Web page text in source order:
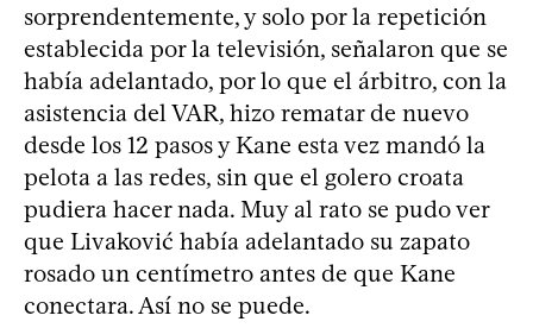
sorprendentemente, y solo por la repetición
establecida por la televisión, señalaron que se
había adelantado, por lo que el árbitro, con la
asistencia del VAR, hizo rematar de nuevo
desde los 12 pasos y Kane esta vez mandó la
pelota a las redes, sin que el golero croata
pudiera hacer nada. Muy al rato se pudo ver
que Livaković había adelantado su zapato
rosado un centímetro antes de que Kane
conectara. Así no se puede.